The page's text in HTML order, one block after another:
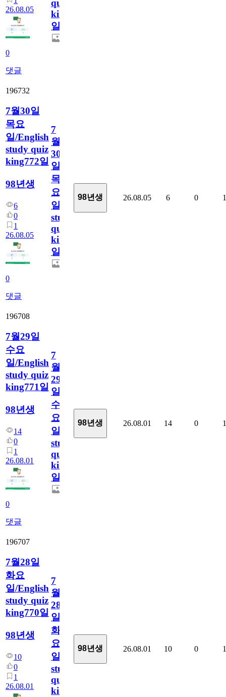
26.08.05
0
댓글
quiz
king773
일
196732
7월30일
목요
일/English
study quiz
king772일
98년생
6
0
1
26.08.05
0
댓글
7
월
30
일
목
요
일/English
study
quiz
king772
일
98년생 26.08.05 6 0 1
196708
7월29일
수요
일/English
study quiz
king771일
98년생
14
0
1
26.08.01
0
댓글
7
월
29
일
수
요
일/English
study
quiz
king771
일
98년생 26.08.01 14 0 1
196707
7월28일
화요
일/English
study quiz
king770일
98년생
10
0
1
26.08.01
7
월
28
일
화
요
일/English
study
quiz
king770
98년생 26.08.01 10 0 1